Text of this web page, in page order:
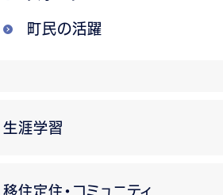
町民の活躍
生涯学習
移住定住・コミュニティ